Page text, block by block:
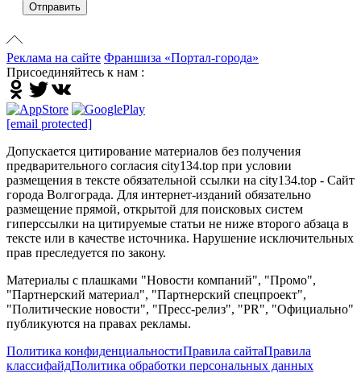
Отправить
Реклама на сайте Франшиза «Портал-города»
Присоединяйтесь к нам :
[email protected]
Допускается цитирование материалов без получения
предварительного согласия city134.top при условии
размещения в тексте обязательной ссылки на city134.top - Сайт
города Волгограда. Для интернет-изданий обязательно
размещение прямой, открытой для поисковых систем
гиперссылки на цитируемые статьи не ниже второго абзаца в
тексте или в качестве источника. Нарушение исключительных
прав преследуется по закону.
Материалы с плашками "Новости компаний", "Промо",
"Партнерский материал", "Партнерский спецпроект",
"Политические новости", "Пресс-релиз", "PR", "Официально"
публикуются на правах рекламы.
Политика конфиденциальностиПравила сайтаПравила
классифайдПолитика обработки персональных данных